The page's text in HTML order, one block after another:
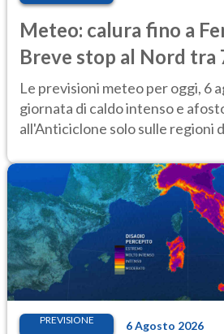
Meteo: calura fino a
Breve stop al Nord tra
Le previsioni meteo per oggi, 6
giornata di caldo intenso e
all'Anticiclone solo sulle regioni
PREVISIONE 6 Agosto 2026